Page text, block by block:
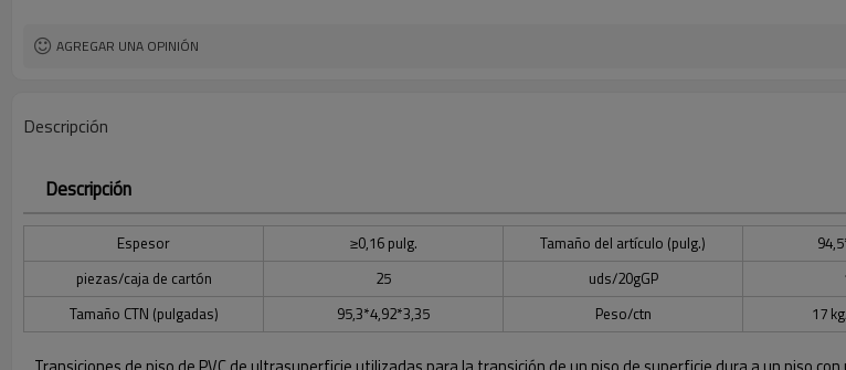
AGREGAR UNA OPINIÓN
Descripción
Descripción
Espesor ≥0,16 pulg. Tamaño del artículo (pulg.)
piezas/caja de cartón
25 uds/20gGP
Tamaño CTN (pulgadas)
95,3*4,92*3,35 Peso/ctn 17